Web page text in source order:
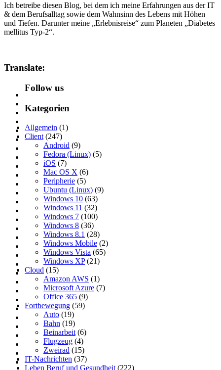
Ich betreibe diesen Blog, bei dem ich meine Erfahrungen aus der IT
& dem Berufsalltag sowie dem Wahnsinn des Lebens mit Höhen
und Tiefen. Darunter meine „Erlebnisreise“ zum Planeten „Diabetes
mellitus Typ-2“.
Translate:
Follow us
Kategorien
Allgemein (1)
Client (247)
Android (9)
Fedora (Linux) (5)
iOS (7)
Mac OS X (6)
Peripherie (5)
Ubuntu (Linux) (9)
Windows 10 (63)
Windows 11 (32)
Windows 7 (100)
Windows 8 (36)
Windows 8.1 (28)
Windows Mobile (2)
Windows Vista (65)
Windows XP(21)
Cloud (15)
Amazon AWS (1)
Microsoft Azure (7)
Office 365 (9)
Fortbewegung (59)
Auto (19)
Bahn (19)
Beinarbeit (6)
Flugzeug (4)
Zweirad (15)
IT-Nachrichten (37)
Leben Beruf und Gesundheit (222)